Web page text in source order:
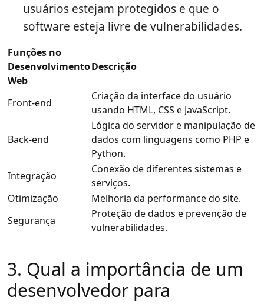
usuários estejam protegidos e que o
software esteja livre de vulnerabilidades.
Funções no
Desenvolvimento
Web
Descrição
Front-end
Criação da interface do usuário
usando HTML, CSS e JavaScript.
Back-end
Lógica do servidor e manipulação de
dados com linguagens como PHP e
Python.
Integração
Conexão de diferentes sistemas e
serviços.
Otimização
Melhoria da performance do site.
Segurança
Proteção de dados e prevenção de
vulnerabilidades.
3. Qual a importância de um
desenvolvedor para